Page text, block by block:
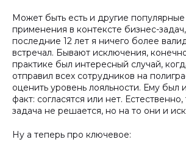
Может быть есть и другие популярные
применения в контексте бизнес-
последние 12 лет я ничего более
встречал. Бывают исключения,
практике был интересный случай,
отправил всех сотрудников на
оценить уровень лояльности. Ему был
факт: согласятся или нет.
задача не решается, но на то они и
Ну а теперь про ключевое: